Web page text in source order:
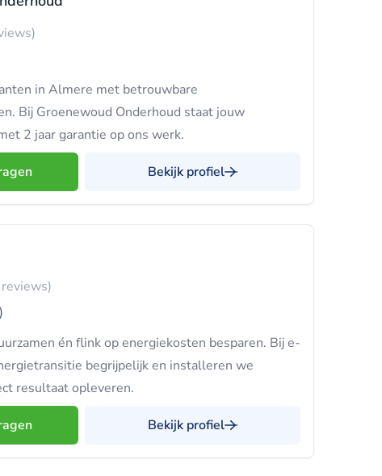
in Almere met betrouwbare
Bij Groenewoud Onderhoud staat jouw
2 jaar garantie op ons werk.
Bekijk profiel
én flink op energiekosten besparen. Bij e-
begrijpelijk en installeren we
resultaat opleveren.
Bekijk profiel